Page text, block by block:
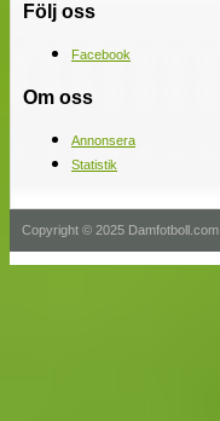
Följ oss
Facebook
Om oss
Annonsera
Statistik
Copyright © 2025 Damfotboll.com